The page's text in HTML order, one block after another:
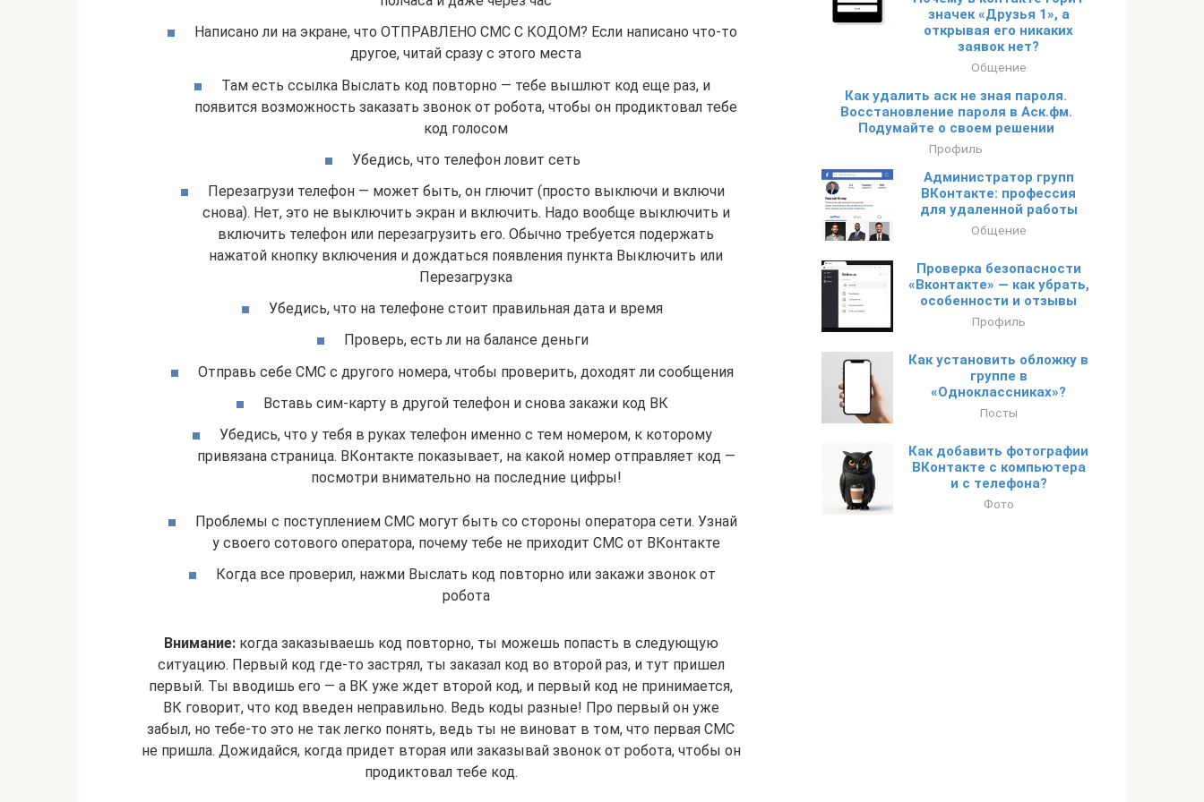
Написано ли на экране, что ОТПРАВЛЕНО СМС С КОДОМ? Если написано что-то
другое, читай сразу с этого места
Там есть ссылка Выслать код повторно — тебе вышлют код еще раз, и
появится возможность заказать звонок от робота, чтобы он продиктовал тебе
код голосом
Убедись, что телефон ловит сеть
Перезагрузи телефон — может быть, он глючит (просто выключи и включи
снова). Нет, это не выключить экран и включить. Надо вообще выключить и
включить телефон или перезагрузить его. Обычно требуется подержать
нажатой кнопку включения и дождаться появления пункта Выключить или
Перезагрузка
Убедись, что на телефоне стоит правильная дата и время
Проверь, есть ли на балансе деньги
Отправь себе СМС с другого номера, чтобы проверить, доходят ли сообщения
Вставь сим-карту в другой телефон и снова закажи код ВК
Убедись, что у тебя в руках телефон именно с тем номером, к которому
привязана страница. ВКонтакте показывает, на какой номер отправляет код —
посмотри внимательно на последние цифры!
Проблемы с поступлением СМС могут быть со стороны оператора сети. Узнай
у своего сотового оператора, почему тебе не приходит СМС от ВКонтакте
Когда все проверил, нажми Выслать код повторно или закажи звонок от
робота
Внимание:когда заказываешь код повторно, ты можешь попасть в следующую
ситуацию. Первый код где-то застрял, ты заказал код во второй раз, и тут пришел
первый. Ты вводишь его — а ВК уже ждет второй код, и первый код не принимается,
ВК говорит, что код введен неправильно. Ведь коды разные! Про первый он уже
забыл, но тебе-то это не так легко понять, ведь ты не виноват в том, что первая СМС
не пришла. Дожидайся, когда придет вторая или заказывай звонок от робота, чтобы он
продиктовал тебе код.
значек «Друзья 1», а
открывая его никаких
заявок нет?
Общение
Как удалить аск не зная пароля.
Восстановление пароля в Аск.фм.
Подумайте о своем решении
Профиль
Администратор групп
ВКонтакте: профессия
для удаленной работы
Общение
Проверка безопасности
«Вконтакте» — как убрать,
особенности и отзывы
Профиль
Как установить обложку в
группе в
«Одноклассниках»?
Посты
Как добавить фотографии
ВКонтакте с компьютера
и с телефона?
Фото